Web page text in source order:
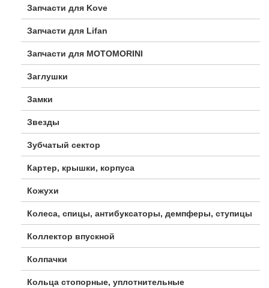
Запчасти для Kove
Запчасти для Lifan
Запчасти для MOTOMORINI
Заглушки
Замки
Звезды
Зубчатый сектор
Картер, крышки, корпуса
Кожухи
Колеса, спицы, антибуксаторы, демпферы, ступицы
Коллектор впускной
Колпачки
Кольца стопорные, уплотнительные